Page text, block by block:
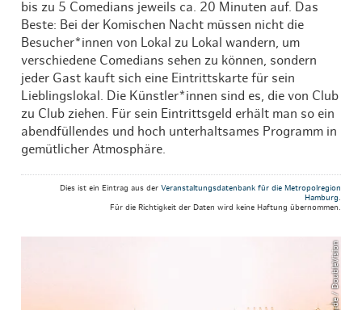
bis zu 5 Comedians jeweils ca. 20 Minuten auf. Das
Beste: Bei der Komischen Nacht müssen nicht die
Besucher*innen von Lokal zu Lokal wandern, um
verschiedene Comedians sehen zu können, sondern
jeder Gast kauft sich eine Eintrittskarte für sein
Lieblingslokal. Die Künstler*innen sind es, die von Club
zu Club ziehen. Für sein Eintrittsgeld erhält man so ein
abendfüllendes und hoch unterhaltsames Programm in
gemütlicher Atmosphäre.
Dies ist ein Eintrag aus der Veranstaltungsdatenbank für die Metropolregion
Hamburg.
Für die Richtigkeit der Daten wird keine Haftung übernommen.